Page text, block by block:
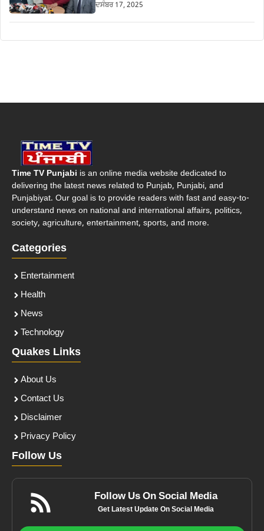
ਦਸੰਬਰ 17, 2025
Time TV Punjabi is an online media website dedicated to
delivering the latest news related to Punjab, Punjabi, and
Punjabiyat. Our goal is to provide readers with fast and easy-to-
understand news on national and international affairs, politics,
society, agriculture, entertainment, sports, and more.
Categories
Entertainment
Health
News
Technology
Quakes Links
About Us
Contact Us
Disclaimer
Privacy Policy
Follow Us
Follow Us On Social Media
Get Latest Update On Social Media